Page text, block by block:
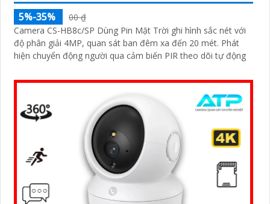
5%-35%
00 ₫
Camera CS-HB8c/SP Dùng Pin Mặt Trời ghi hình sắc nét với
độ phân giải 4MP, quan sát ban đêm xa đến 20 mét. Phát
hiện chuyển động người qua cảm biến PIR theo dõi tự động